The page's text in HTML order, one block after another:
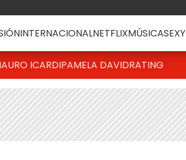
INTERNACIONALNETFLIXMÚSICASEXY
ICARDIPAMELA DAVIDRATING